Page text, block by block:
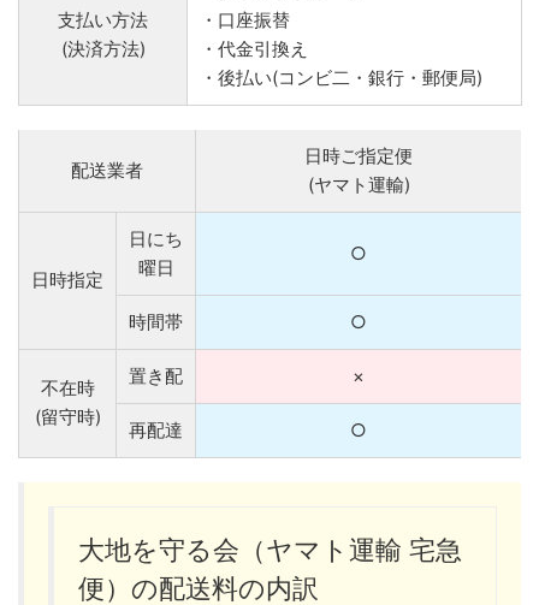
支払い方法
(決済方法)
・口座振替
・代金引換え
・後払い(コンビ二・銀行・郵便局)
配送業者
日時ご指定便
(ヤマト運輸)
日時指定
日にち
曜日
○
時間帯 ○
不在時
(留守時)
置き配 ×
再配達 ○
大地を守る会（ヤマト運輸 宅急
便）の配送料の内訳